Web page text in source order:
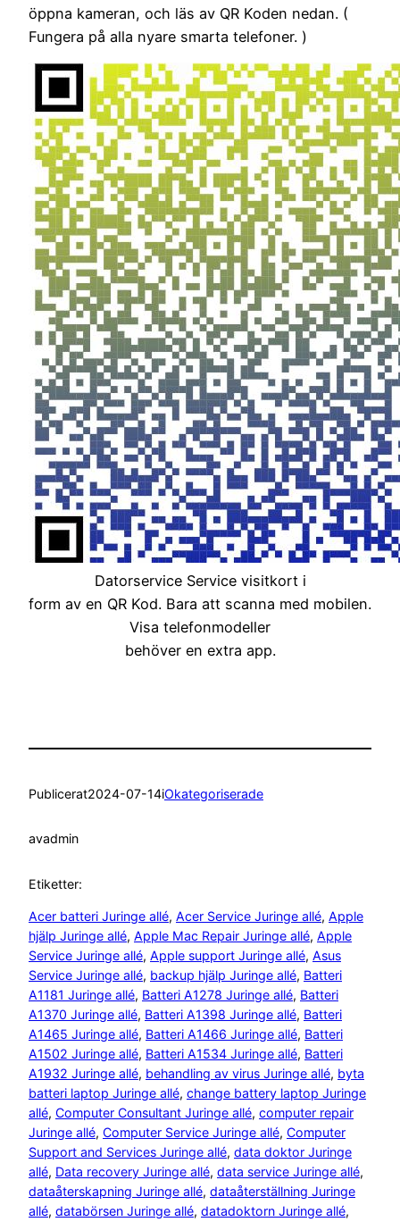
öppna kameran, och läs av QR Koden nedan. (
Fungera på alla nyare smarta telefoner. )
Datorservice Service visitkort i
form av en QR Kod. Bara att scanna med mobilen.
Visa telefonmodeller
behöver en extra app.
Publicerat2024-07-14iOkategoriserade
avadmin
Etiketter:
Acer batteri Juringe allé, Acer Service Juringe allé, Apple
hjälp Juringe allé, Apple Mac Repair Juringe allé, Apple
Service Juringe allé, Apple support Juringe allé, Asus
Service Juringe allé, backup hjälp Juringe allé, Batteri
A1181 Juringe allé, Batteri A1278 Juringe allé, Batteri
A1370 Juringe allé, Batteri A1398 Juringe allé, Batteri
A1465 Juringe allé, Batteri A1466 Juringe allé, Batteri
A1502 Juringe allé, Batteri A1534 Juringe allé, Batteri
A1932 Juringe allé, behandling av virus Juringe allé, byta
batteri laptop Juringe allé, change battery laptop Juringe
allé, Computer Consultant Juringe allé, computer repair
Juringe allé, Computer Service Juringe allé, Computer
Support and Services Juringe allé, data doktor Juringe
allé, Data recovery Juringe allé, data service Juringe allé
dataåterskapning Juringe allé, dataåterställning Juringe
allé, databörsen Juringe allé, datadoktorn Juringe allé